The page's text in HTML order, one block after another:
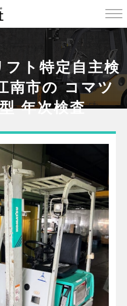
フト特定自主検
南市の コマツ
年次検査